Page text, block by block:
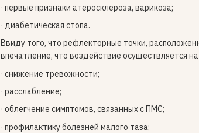
· первые признаки атеросклероза, варикоза;
· диабетическая стопа.
Ввиду того, что рефлекторные точки,
впечатление, что воздействие осуществляется
· снижение тревожности;
· расслабление;
· облегчение симптомов, связанных с ПМС;
· профилактику болезней малого таза;